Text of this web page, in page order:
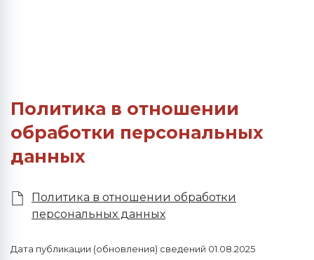
Политика в отношении
обработки персональных
данных
Политика в отношении обработки
персональных данных
Дата публикации (обновления) сведений 01.08.2025